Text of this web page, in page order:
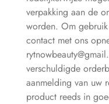
verpakking aan de
worden. Om
contact met ons
verschuldigde
aanmelding van uw
product reeds in